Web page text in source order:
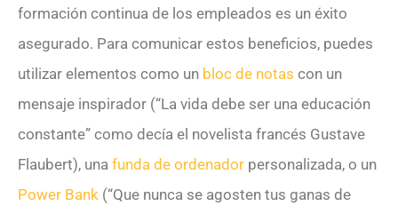
formación continua de los empleados es un éxito
asegurado. Para comunicar estos beneficios, puedes
utilizar elementos como un bloc de notas con un
mensaje inspirador (“La vida debe ser una educación
constante” como decía el novelista francés Gustave
Flaubert), una funda de ordenador personalizada, o un
Power Bank (“Que nunca se agosten tus ganas de